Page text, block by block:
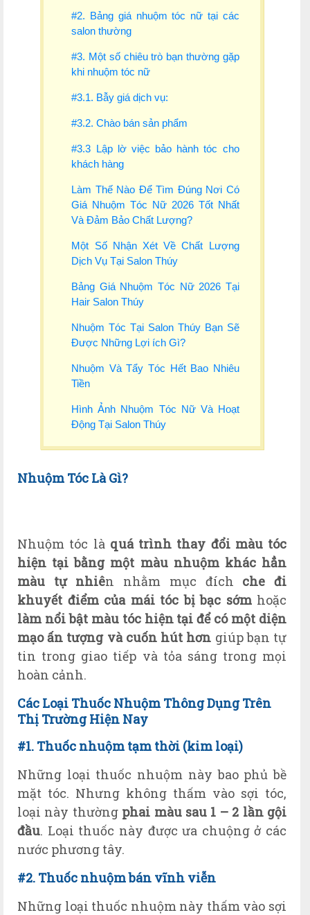
#2. Bảng giá nhuộm tóc nữ tại các
salon thường
#3. Một số chiêu trò bạn thường gặp
khi nhuộm tóc nữ
#3.1. Bẫy giá dịch vụ:
#3.2. Chào bán sản phẩm
#3.3 Lập lờ việc bảo hành tóc cho
khách hàng
Làm Thế Nào Để Tìm Đúng Nơi Có
Giá Nhuộm Tóc Nữ 2026 Tốt Nhất
Và Đảm Bảo Chất Lượng?
Một Số Nhận Xét Về Chất Lượng
Dịch Vụ Tại Salon Thúy
Bảng Giá Nhuộm Tóc Nữ 2026 Tại
Hair Salon Thúy
Nhuộm Tóc Tại Salon Thúy Bạn Sẽ
Được Những Lợi ích Gì?
Nhuộm Và Tẩy Tóc Hết Bao Nhiêu
Tiền
Hình Ảnh Nhuộm Tóc Nữ Và Hoạt
Động Tại Salon Thúy
Nhuộm Tóc Là Gì?
Nhuộm tóc là quá trình thay đổi màu tóc
hiện tại bằng một màu nhuộm khác hẳn
màu tự nhiên nhằm mục đích che đi
khuyết điểm của mái tóc bị bạc sớmhoặc
làm nổi bật màu tóc hiện tại để có một diện
mạo ấn tượng và cuốn hút hơn giúp bạn tự
tin trong giao tiếp và tỏa sáng trong mọi
hoàn cảnh.
Các Loại Thuốc Nhuộm Thông Dụng Trên
Thị Trường Hiện Nay
#1. Thuốc nhuộm tạm thời (kim loại)
Những loại thuốc nhuộm này bao phủ bề
mặt tóc. Nhưng không thấm vào sợi tóc,
loại này thường phai màu sau 1 – 2 lần gội
đầu. Loại thuốc này được ưa chuộng ở các
nước phương tây.
#2. Thuốc nhuộm bán vĩnh viễn
Những loại thuốc nhuộm này thấm vào sợi